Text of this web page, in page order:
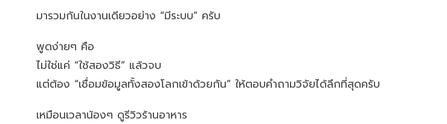
มารวมกันในงานเดียวอย่าง “มีระบบ” ครับ
พูดง่ายๆ คือ
ไม่ใช่แค่ “ใช้สองวิธี” แล้วจบ
แต่ต้อง “เชื่อมข้อมูลทั้งสองโลกเข้าด้วยกัน” ให้ตอบคำถามวิจัยได้ลึกที่สุดครับ
เหมือนเวลาน้องๆ ดูรีวิวร้านอาหาร